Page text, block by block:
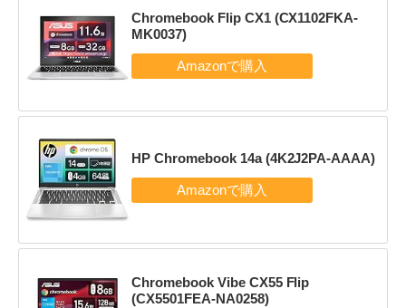
Chromebook Flip CX1 (CX1102FKA-
MK0037)
HP Chromebook 14a (4K2J2PA-AAAA)
Chromebook Vibe CX55 Flip
(CX5501FEA-NA0258)